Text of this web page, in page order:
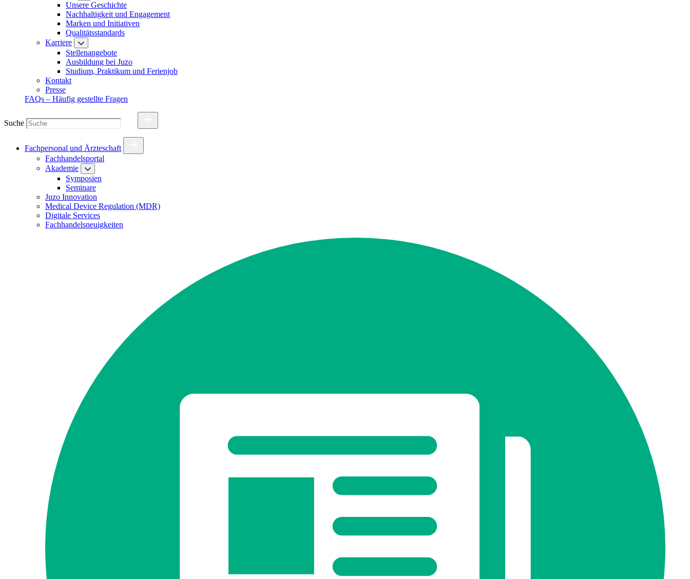
Unsere Geschichte
Nachhaltigkeit und Engagement
Marken und Initiativen
Qualitätsstandards
Karriere
Stellenangebote
Ausbildung bei Juzo
Studium, Praktikum und Ferienjob
Kontakt
Presse
FAQs – Häufig gestellte Fragen
Suche
Fachpersonal und Ärzteschaft
Fachhandelsportal
Akademie
Symposien
Seminare
Juzo Innovation
Medical Device Regulation (MDR)
Digitale Services
Fachhandelsneuigkeiten